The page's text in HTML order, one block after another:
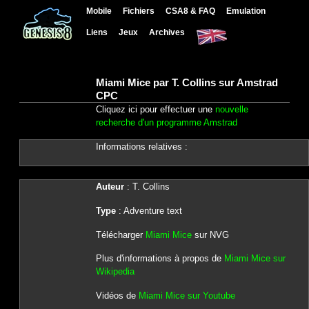
Mobile Fichiers CSA8 & FAQ Emulation
Liens Jeux Archives
Miami Mice par T. Collins sur Amstrad
CPC
Cliquez ici pour effectuer une nouvelle
recherche d'un programme Amstrad
Informations relatives :
Auteur: T. Collins
Type: Adventure text
Télécharger Miami Micesur NVG
Plus d'informations à propos de Miami Mice sur
Wikipedia
Vidéos de Miami Mice sur Youtube